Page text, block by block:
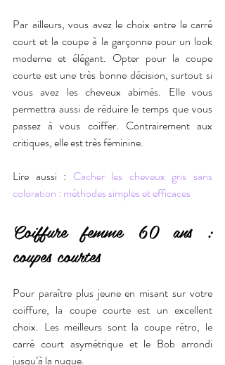
Par ailleurs, vous avez le choix entre le carré
court et la coupe à la garçonne pour un look
moderne et élégant. Opter pour la coupe
courte est une très bonne décision, surtout si
vous avez les cheveux abimés. Elle vous
permettra aussi de réduire le temps que vous
passez à vous coiffer. Contrairement aux
critiques, elle est très féminine.
Lire aussi : Cacher les cheveux gris sans
coloration : méthodes simples et efficaces
Coiffure femme 60 ans :
coupes courtes
Pour paraître plus jeune en misant sur votre
coiffure, la coupe courte est un excellent
choix. Les meilleurs sont la coupe rétro, le
carré court asymétrique et le Bob arrondi
jusqu’à la nuque.